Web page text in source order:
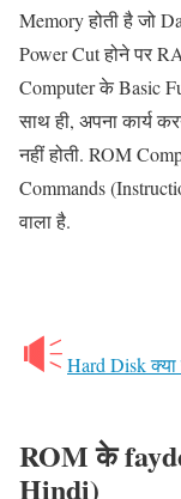
Memory होती है जो
Power Cut होने पर
Computer के Basic
साथ ही, अपना कार्य
नहीं होती. ROM
Commands
वाला है.
Hard Disk क्या
ROMके
Hindi)